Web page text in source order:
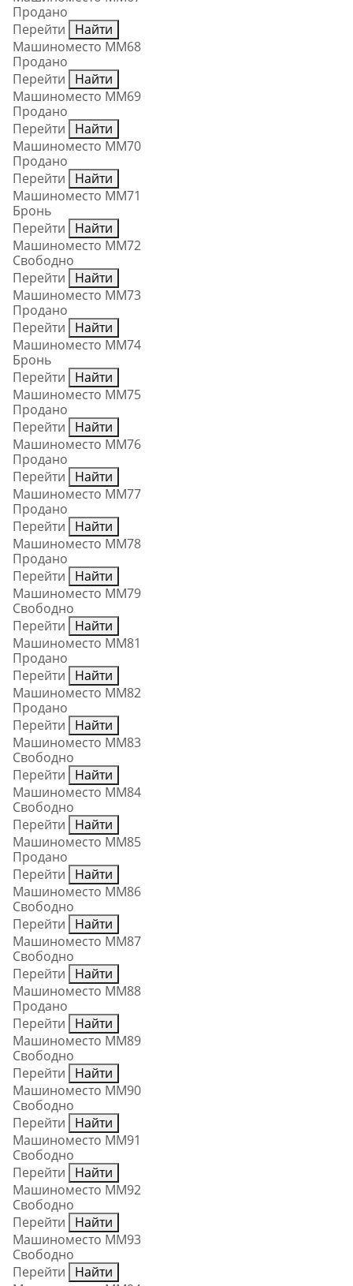
Продано
Перейти
Найти
Машиноместо ММ68
Продано
Перейти
Найти
Машиноместо ММ69
Продано
Перейти
Найти
Машиноместо ММ70
Продано
Перейти
Найти
Машиноместо ММ71
Бронь
Перейти
Найти
Машиноместо ММ72
Свободно
Перейти
Найти
Машиноместо ММ73
Продано
Перейти
Найти
Машиноместо ММ74
Бронь
Перейти
Найти
Машиноместо ММ75
Продано
Перейти
Найти
Машиноместо ММ76
Продано
Перейти
Найти
Машиноместо ММ77
Продано
Перейти
Найти
Машиноместо ММ78
Продано
Перейти
Найти
Машиноместо ММ79
Свободно
Перейти
Найти
Машиноместо ММ81
Продано
Перейти
Найти
Машиноместо ММ82
Продано
Перейти
Найти
Машиноместо ММ83
Свободно
Перейти
Найти
Машиноместо ММ84
Свободно
Перейти
Найти
Машиноместо ММ85
Продано
Перейти
Найти
Машиноместо ММ86
Свободно
Перейти
Найти
Машиноместо ММ87
Свободно
Перейти
Найти
Машиноместо ММ88
Продано
Перейти
Найти
Машиноместо ММ89
Свободно
Перейти
Найти
Машиноместо ММ90
Свободно
Перейти
Найти
Машиноместо ММ91
Свободно
Перейти
Найти
Машиноместо ММ92
Свободно
Перейти
Найти
Машиноместо ММ93
Свободно
Перейти
Найти